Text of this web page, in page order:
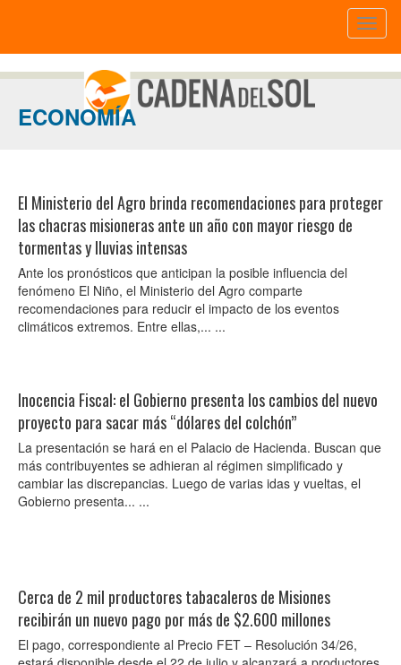
ECONOMÍA
El Ministerio del Agro brinda recomendaciones para proteger
las chacras misioneras ante un año con mayor riesgo de
tormentas y lluvias intensas
Ante los pronósticos que anticipan la posible influencia del
fenómeno El Niño, el Ministerio del Agro comparte
recomendaciones para reducir el impacto de los eventos
climáticos extremos. Entre ellas,... ...
Inocencia Fiscal: el Gobierno presenta los cambios del nuevo
proyecto para sacar más “dólares del colchón”
La presentación se hará en el Palacio de Hacienda. Buscan que
más contribuyentes se adhieran al régimen simplificado y
cambiar las discrepancias. Luego de varias idas y vueltas, el
Gobierno presenta... ...
Cerca de 2 mil productores tabacaleros de Misiones
recibirán un nuevo pago por más de $2.600 millones
El pago, correspondiente al Precio FET – Resolución 34/26,